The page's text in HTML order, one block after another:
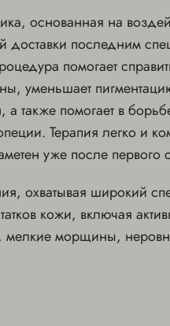
основанная на
доставки последним
помогает
уменьшает
а также помогает в
Терапия легко и
уже после первого
охватывая широкий
кожи, включая
мелкие морщины,